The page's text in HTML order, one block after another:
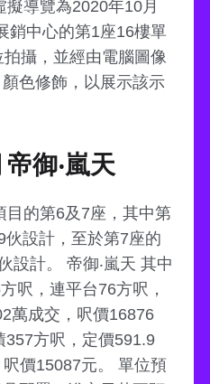
導覽為2020年10月
銷中心的第1座16樓單
攝，並經由電腦圖像
色修飾，以展示該示
御‧嵐天
目的第6及7座，其中第
設計，至於第7座的
設計。 帝御‧嵐天 其中
呎，連平台76方呎，
萬成交，呎價16876
357方呎，定價591.9
價15087元。 單位預